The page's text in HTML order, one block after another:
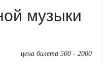
музыки
цена билета 500 - 2000